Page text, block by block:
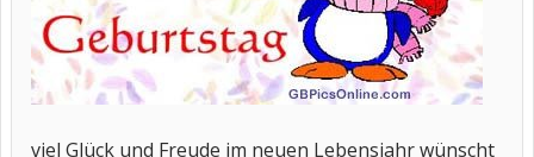
viel Glück und Freude im neuen Lebensjahr wünscht